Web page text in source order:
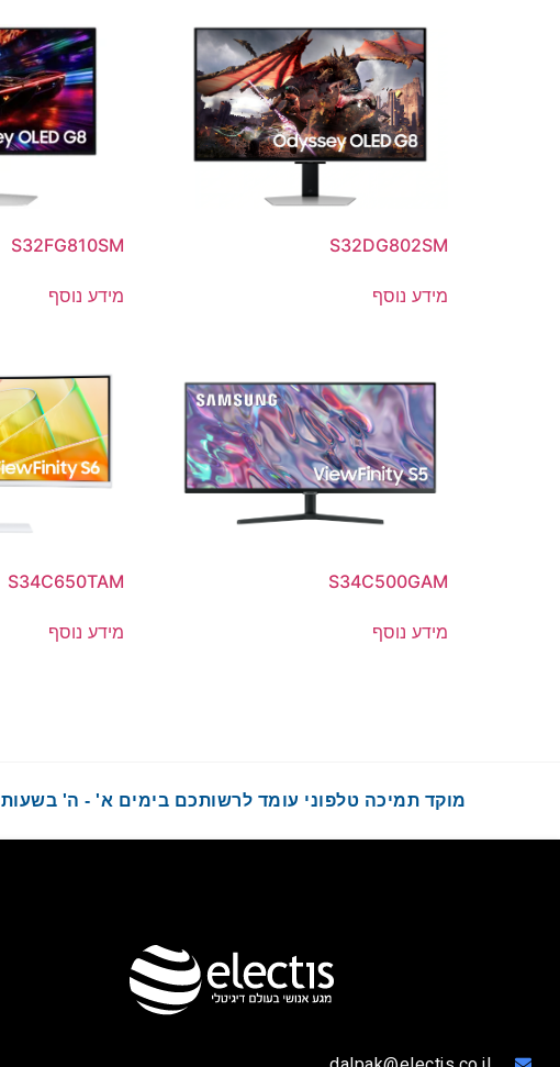
S32DG802SM
מידע נוסף
S32FG810SM
מידע נוסף
S34C500GAM
מידע נוסף
S34C650TAM
מידע נוסף
מוקד תמיכה טלפוני עומד לרשותכם בימים א' - ה' בשעות 9:00 - 17:00